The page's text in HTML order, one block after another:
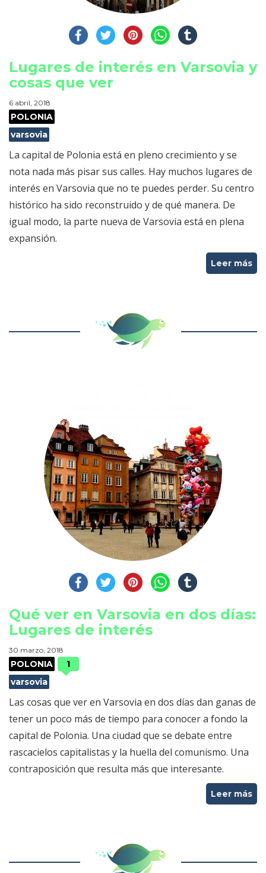
Lugares de interés en Varsovia y
cosas que ver
6 abril, 2018
POLONIA
varsovia
La capital de Polonia está en pleno crecimiento y se
nota nada más pisar sus calles. Hay muchos lugares de
interés en Varsovia que no te puedes perder. Su centro
histórico ha sido reconstruido y de qué manera. De
igual modo, la parte nueva de Varsovia está en plena
expansión.
Leer más
Qué ver en Varsovia en dos días:
Lugares de interés
30 marzo, 2018
POLONIA
1
varsovia
Las cosas que ver en Varsovia en dos días dan ganas de
tener un poco más de tiempo para conocer a fondo la
capital de Polonia. Una ciudad que se debate entre
rascacielos capitalistas y la huella del comunismo. Una
contraposición que resulta más que interesante.
Leer más